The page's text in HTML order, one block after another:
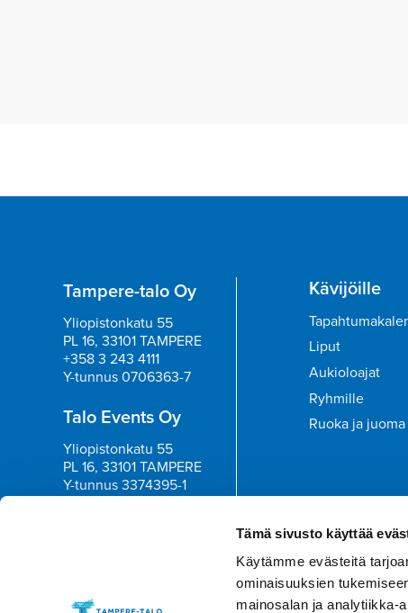
Tämä sivusto käyttää
Käytämme evästeitä
ominaisuuksien
mainosalan ja analytiikka-
Tampere-talo Oy
Yliopistonkatu 55
PL 16, 33101 TAMPERE
+358 3 243 4111
Y-tunnus 0706363-7
Talo Events Oy
Yliopistonkatu 55
PL 16, 33101 TAMPERE
Y-tunnus 3374395-1
Kävijöille
Liput
Aukioloajat
Ryhmille
Ruoka ja juoma
Tilaa